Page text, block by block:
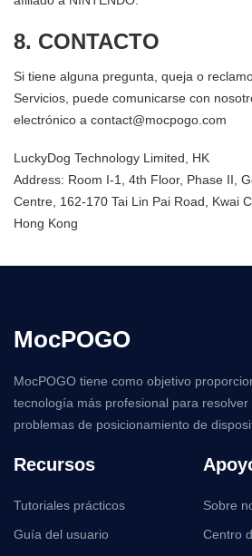
8. CONTACTO
Si tiene alguna pregunta, queja o
Servicios, puede comunicarse con
electrónico a contact@mocpogo.com
LuckyDog Technology Limited, HK
Address: Room I-1, 4th Floor, Phase II,
Centre, 162-170 Tai Lin Pai Road, Kwai
Hong Kong
MocPOGO
MocPOGO tiene como objetivo
tecnología más profesional para resolver
problemas de posicionamiento de
Recursos
Tutoriales prácticos
Guía del usuario
Sobre
Centro